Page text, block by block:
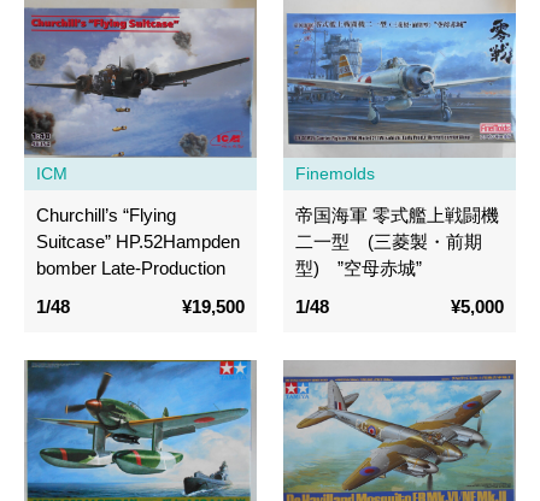
ICM
Churchill’s “Flying
Suitcase” HP.52Hampden
bomber Late-Production
1/48
¥19,500
Finemolds
帝国海軍 零式艦上戦闘機
二一型 (三菱製・前期
型) ”空母赤城”
1/48
¥5,000